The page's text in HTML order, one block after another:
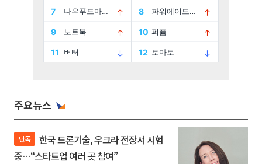
주요뉴스
단독
중…“스타트업 여러 곳 참여”